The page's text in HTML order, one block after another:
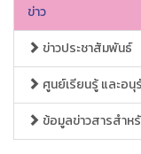
ข่าว
ข่าวประชาสัมพันธ์
ศูนย์เรียนรู้ และอ
ข้อมูลข่าวสารสำห